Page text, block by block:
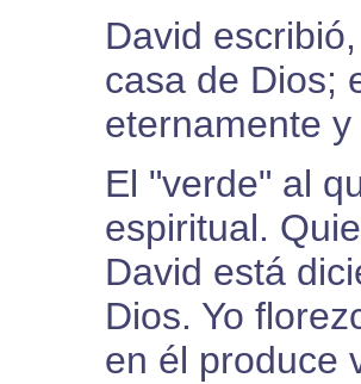
David
casa de Dios;
eternamente
El "verde" al
espiritual.
David está
Dios. Yo
en él produce